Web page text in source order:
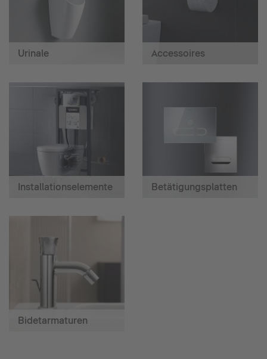
Urinale Accessoires
Installationselemente Betätigungsplatten
Bidetarmaturen